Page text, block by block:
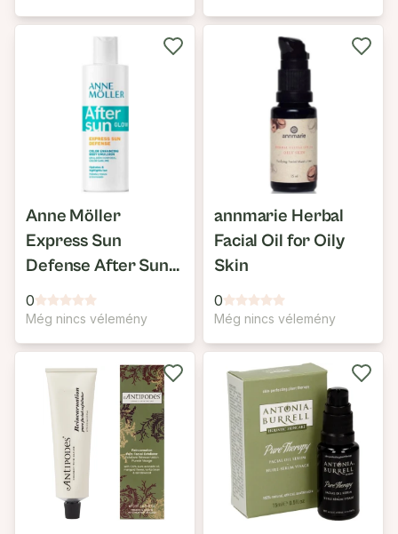
Anne Möller
Express Sun
Defense After Sun
Glow Color
Enhancing Body
Emulsion
0
Még nincs vélemény
annmarie Herbal
Facial Oil for Oily
Skin
0
Még nincs vélemény